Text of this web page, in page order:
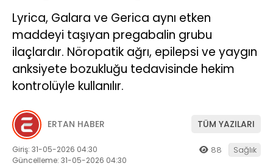
Lyrica, Galara ve Gerica aynı etken
maddeyi taşıyan pregabalin grubu
ilaçlardır. Nöropatik ağrı, epilepsi ve yaygın
anksiyete bozukluğu tedavisinde hekim
kontrolüyle kullanılır.
ERTAN HABER TÜM YAZILARI
Giriş: 31-05-2026 04:30
Güncelleme: 31-05-2026 04:30
88 Sağlık